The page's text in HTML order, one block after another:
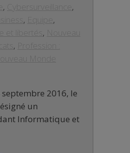
,
,
,
,
,
,
2016, le
un
Informatique et